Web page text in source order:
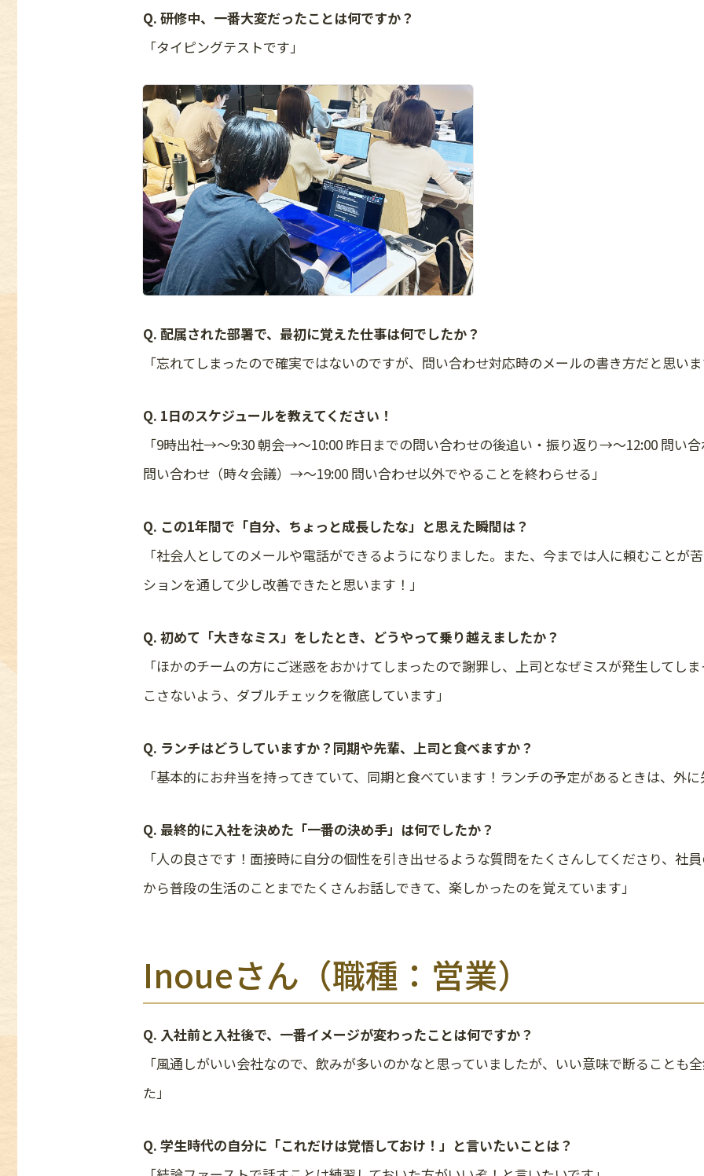
Q. 研修中、一番大変だったことは何ですか？
「タイピングテストです」
Q. 配属された部署で、最初に覚えた仕事は何でしたか？
「忘れてしまったので確実ではないのですが、問い合わせ対応時のメールの書き方だと思い
Q. 1日のスケジュールを教えてください！
「9時出社→〜9:30 朝会→〜10:00 昨日までの問い合わせの後追い・振り返り→〜12:00 問い
問い合わせ（時々会議）→〜19:00 問い合わせ以外でやることを終わらせる」
Q. この1年間で「自分、ちょっと成長したな」と思えた瞬間は？
「社会人としてのメールや電話ができるようになりました。また、今までは人に頼むことが
ションを通して少し改善できたと思います！」
Q. 初めて「大きなミス」をしたとき、どうやって乗り越えましたか？
「ほかのチームの方にご迷惑をおかけてしまったので謝罪し、上司となぜミスが発生してし
こさないよう、ダブルチェックを徹底しています」
Q. ランチはどうしていますか？同期や先輩、上司と食べますか？
「基本的にお弁当を持ってきていて、同期と食べています！ランチの予定があるときは、外
Q. 最終的に入社を決めた「一番の決め手」は何でしたか？
「人の良さです！面接時に自分の個性を引き出せるような質問をたくさんしてくださり、社
から普段の生活のことまでたくさんお話しできて、楽しかったのを覚えています」
Inoueさん（職種：営業）
Q. 入社前と入社後で、一番イメージが変わったことは何ですか？
「風通しがいい会社なので、飲みが多いのかなと思っていましたが、いい意味で断ることも
た」
Q. 学生時代の自分に「これだけは覚悟しておけ！」と言いたいことは？